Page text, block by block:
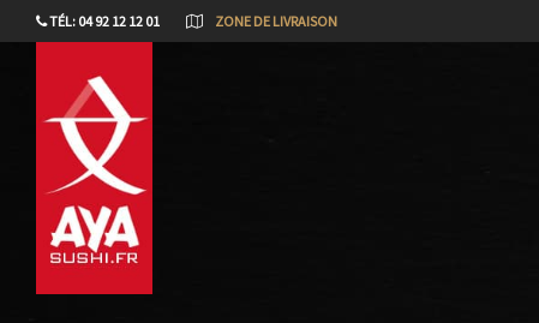
TÉL: 04 92 12 12 01 ZONE DE LIVRAISON